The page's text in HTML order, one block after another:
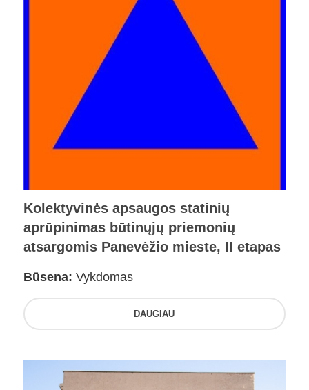
Kolektyvinės apsaugos statinių
aprūpinimas būtinųjų priemonių
atsargomis Panevėžio mieste, II etapas
Būsena: Vykdomas
DAUGIAU